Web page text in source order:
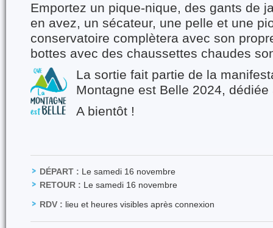
Emportez un pique-nique, des gants de
en avez, un sécateur, une pelle et une
conservatoire complètera avec son
bottes avec des chaussettes chaudes
La sortie fait partie de la
Montagne est Belle 2024, dédiée
A bientôt !
DÉPART : Le samedi 16 novembre
RETOUR : Le samedi 16 novembre
RDV : lieu et heures visibles après connexion